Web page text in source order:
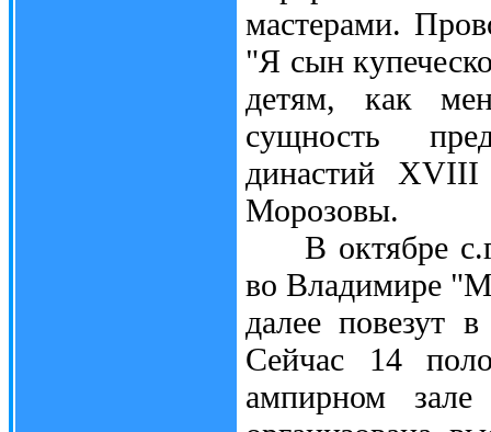
мастерами.
"Я сын
детям, как
сущность
династий
Морозовы.
В октябре с.г.
во Владимире
далее повезут
Сейчас 14
ампирном